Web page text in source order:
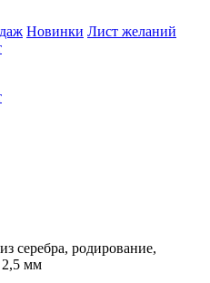
Новинки Лист желаний
серебра, родирование,
2,5 мм